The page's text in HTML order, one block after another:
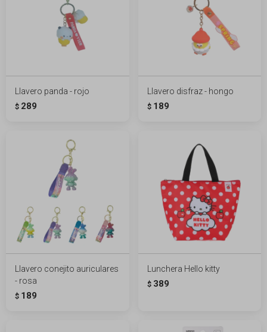
Llavero panda - rojo
$ 289
Llavero disfraz - hongo
$ 189
Llavero conejito auriculares
- rosa
$ 189
Lunchera Hello kitty
$ 389